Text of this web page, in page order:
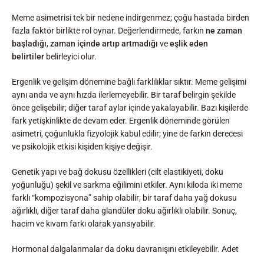
Meme asimetrisi tek bir nedene indirgenmez; çoğu hastada birden
fazla faktör birlikte rol oynar. Değerlendirmede, farkın ne zaman
başladığı,zaman içinde artıp artmadığı veeşlik eden
belirtiler belirleyici olur.
Ergenlik ve gelişim dönemine bağlı farklılıklar sıktır. Meme gelişimi
aynı anda ve aynı hızda ilerlemeyebilir. Bir taraf belirgin şekilde
önce gelişebilir; diğer taraf aylar içinde yakalayabilir. Bazı kişilerde
fark yetişkinlikte de devam eder. Ergenlik döneminde görülen
asimetri, çoğunlukla fizyolojik kabul edilir; yine de farkın derecesi
ve psikolojik etkisi kişiden kişiye değişir.
Genetik yapı ve bağ dokusu özellikleri (cilt elastikiyeti, doku
yoğunluğu) şekil ve sarkma eğilimini etkiler. Aynı kiloda iki meme
farklı “kompozisyona” sahip olabilir; bir taraf daha yağ dokusu
ağırlıklı, diğer taraf daha glandüler doku ağırlıklı olabilir. Sonuç,
hacim ve kıvam farkı olarak yansıyabilir.
Hormonal dalgalanmalar da doku davranışını etkileyebilir. Adet